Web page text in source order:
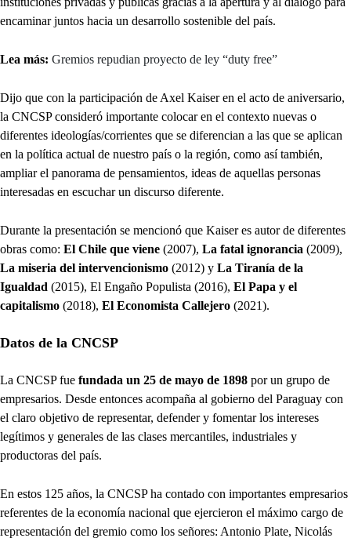
encaminar juntos hacia un desarrollo sostenible del país.
Lea más: Gremios repudian proyecto de ley “duty free”
Dijo que con la participación de Axel Kaiser en el acto de aniversario,
la CNCSP consideró importante colocar en el contexto nuevas o
diferentes ideologías/corrientes que se diferencian a las que se aplican
en la política actual de nuestro país o la región, como así también,
ampliar el panorama de pensamientos, ideas de aquellas personas
interesadas en escuchar un discurso diferente.
Durante la presentación se mencionó que Kaiser es autor de diferentes
obras como: El Chile que viene (2007), La fatal ignorancia (2009),
La miseria del intervencionismo (2012) y La Tiranía de la
Igualdad (2015), El Engaño Populista (2016), El Papa y el
capitalismo (2018), El Economista Callejero (2021).
Datos de la CNCSP
La CNCSP fue fundada un 25 de mayo de 1898 por un grupo de
empresarios. Desde entonces acompaña al gobierno del Paraguay con
el claro objetivo de representar, defender y fomentar los intereses
legítimos y generales de las clases mercantiles, industriales y
productoras del país.
En estos 125 años, la CNCSP ha contado con importantes empresarios
referentes de la economía nacional que ejercieron el máximo cargo de
representación del gremio como los señores: Antonio Plate, Nicolás